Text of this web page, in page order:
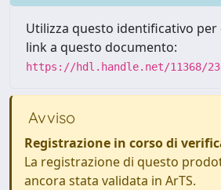
Utilizza questo identificativo
link a questo documento:
https://hdl.handle.net/11368/
Avviso
Registrazione in corso di
La registrazione di questo
ancora stata validata in ArTS.